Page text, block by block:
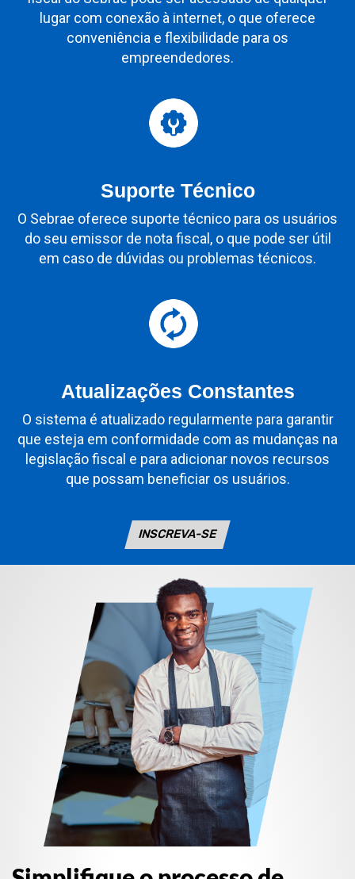
lugar com conexão à internet, o que oferece
conveniência e flexibilidade para os
empreendedores.
Suporte Técnico
O Sebrae oferece suporte técnico para os usuários
do seu emissor de nota fiscal, o que pode ser útil
em caso de dúvidas ou problemas técnicos.
Atualizações Constantes
O sistema é atualizado regularmente para garantir
que esteja em conformidade com as mudanças na
legislação fiscal e para adicionar novos recursos
que possam beneficiar os usuários.
INSCREVA-SE